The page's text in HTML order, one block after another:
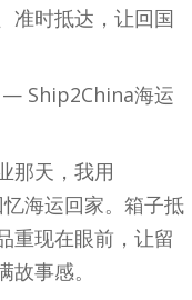
准时抵达，让回国
— Ship2China海运
那天，我用
海运回家。箱子抵
重现在眼前，让留
事感。